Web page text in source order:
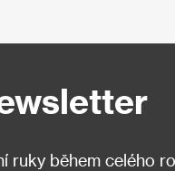
ruky během celého